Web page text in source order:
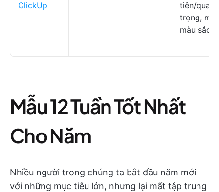
ClickUp
tiên/quan
trọng, mã
màu sắc
Mẫu 12 Tuần Tốt Nhất
Cho Năm
Nhiều người trong chúng ta bắt đầu năm mới
với những mục tiêu lớn, nhưng lại mất tập trung